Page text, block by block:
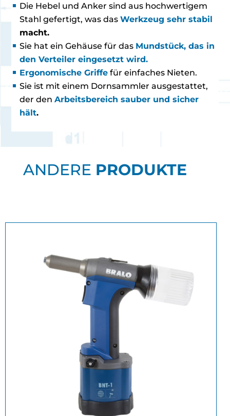
Die Hebel und Anker sind aus hochwertigem
Stahl gefertigt, was dasWerkzeug sehr stabil
macht.
Sie hat ein Gehäuse für das Mundstück, das in
den Verteiler eingesetzt wird.
Ergonomische Griffe für einfaches Nieten.
Sie ist mit einem Dornsammler ausgestattet,
der denArbeitsbereich sauber und sicher
hält.
ANDERE PRODUKTE